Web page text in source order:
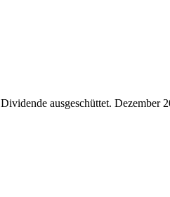
Dividende ausgeschüttet. Dezember